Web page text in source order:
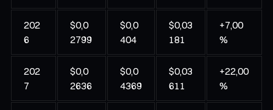
202
6
$0,0
2799
$0,0
404
$0,03
181
+7,00
%
202
7
$0,0
2636
$0,0
4369
$0,03
611
+22,00
%